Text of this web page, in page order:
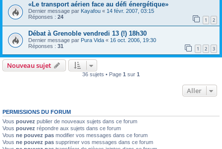
«Le transport aérien face au défi énergétique»
Dernier message par Kayafou « 14 févr. 2007, 03:15
Réponses : 24 1 2
Débat à Grenoble vendredi 13 (!) 18h30
Dernier message par Pura Vida « 16 oct. 2006, 19:30
Réponses : 31 1 2 3
Nouveau sujet
36 sujets • Page 1 sur 1
Aller
PERMISSIONS DU FORUM
Vous pouvez publier de nouveaux sujets dans ce forum
Vous pouvez répondre aux sujets dans ce forum
Vous ne pouvez pas modifier vos messages dans ce forum
Vous ne pouvez pas supprimer vos messages dans ce forum